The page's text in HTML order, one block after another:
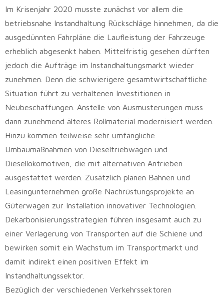
Im Krisenjahr 2020 musste zunächst vor allem die
betriebsnahe Instandhaltung Rückschläge hinnehmen, da die
ausgedünnten Fahrpläne die Laufleistung der Fahrzeuge
erheblich abgesenkt haben. Mittelfristig gesehen dürften
jedoch die Aufträge im Instandhaltungsmarkt wieder
zunehmen. Denn die schwierigere gesamtwirtschaftliche
Situation führt zu verhaltenen Investitionen in
Neubeschaffungen. Anstelle von Ausmusterungen muss
dann zunehmend älteres Rollmaterial modernisiert werden.
Hinzu kommen teilweise sehr umfängliche
Umbaumaßnahmen von Dieseltriebwagen und
Diesellokomotiven, die mit alternativen Antrieben
ausgestattet werden. Zusätzlich planen Bahnen und
Leasingunternehmen große Nachrüstungsprojekte an
Güterwagen zur Installation innovativer Technologien.
Dekarbonisierungsstrategien führen insgesamt auch zu
einer Verlagerung von Transporten auf die Schiene und
bewirken somit ein Wachstum im Transportmarkt und
damit indirekt einen positiven Effekt im
Instandhaltungssektor.
Bezüglich der verschiedenen Verkehrssektoren